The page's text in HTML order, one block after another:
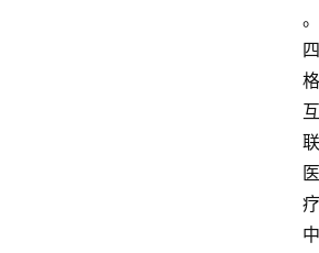
。
四
格
互
联
医
疗
中